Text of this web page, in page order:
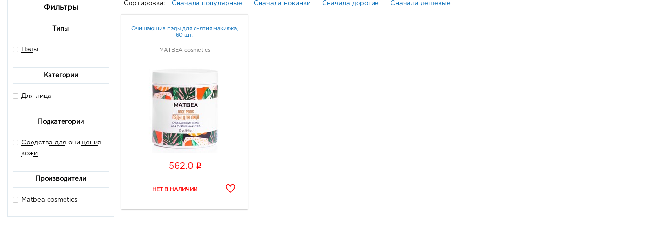
Фильтры
Типы
Пэды
Категории
Для лица
Подкатегории
Средства для очищения
кожи
Производители
Matbea cosmetics
Сортировка: Сначала популярные Сначала новинки Сначала дорогие Сначала дешевые
Очищающие пэды для снятия макияжа,
60 шт.
MATBEA cosmetics
562.0 i